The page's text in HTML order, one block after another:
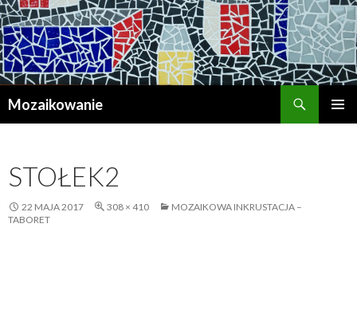
Mozaikowanie
STOŁEK2
22 MAJA 2017 308 × 410
MOZAIKOWA INKRUSTACJA –
TABORET